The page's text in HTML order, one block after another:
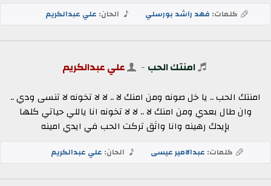
كلمات: فهد راشد بورسلي الحان: علي عبدالكريم
امنتك الحب - علي عبدالكريم
امنتك الحب .. يا خل صونه ومن امنك لا .. لا لا تخونه لا تنسى ودي ..
وان طال بعدي ومن امنك لا .. لا لا تخونه انا ياللي حياتي كلها
بإيدك رهينه وانا واثق تركت الحب في ايدي امينه
كلمات: عبدالامير عيسى الحان: علي عبدالكريم